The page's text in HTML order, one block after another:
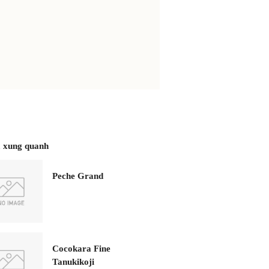
quanh
Peche Grand
Cocokara Fine
Tanukikoji